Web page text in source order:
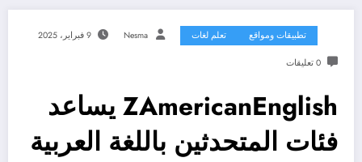
تطبيقات ومواقع تعلم لغات Nesma 9 فبراير، 2025
0 تعليقات
ZAmericanEnglish يساعد
فئات المتحدثين باللغة العربية